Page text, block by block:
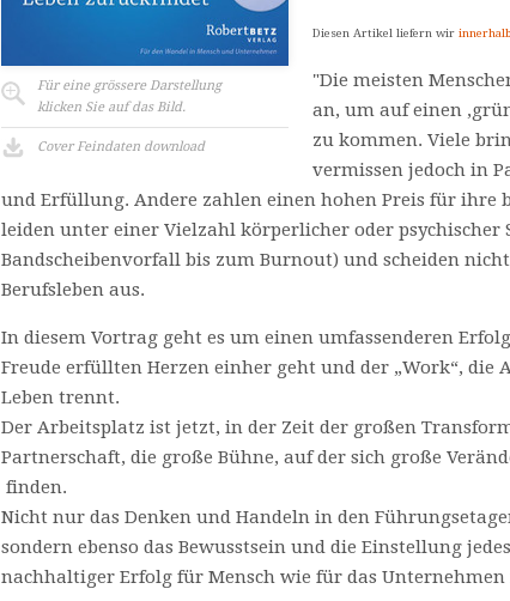
Für eine grössere Darstellung
klicken Sie auf das Bild.
Cover Feindaten download
Diesen Artikel liefern wir
"Die meisten
an, um auf einen
zu kommen. Viele
vermissen jedoch in
und Erfüllung. Andere zahlen einen hohen Preis für ihre
leiden unter einer Vielzahl körperlicher oder psychischer
Bandscheibenvorfall bis zum Burnout) und scheiden
Berufsleben aus.
In diesem Vortrag geht es um einen umfassenderen
Freude erfüllten Herzen einher geht und der „Work“, die
Leben trennt.
Der Arbeitsplatz ist jetzt, in der Zeit der großen
Partnerschaft, die große Bühne, auf der sich große
finden.
Nicht nur das Denken und Handeln in den
sondern ebenso das Bewusstsein und die Einstellung
nachhaltiger Erfolg für Mensch wie für das